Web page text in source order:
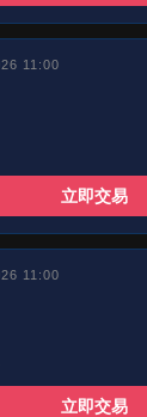
11:00
立即交易
11:00
立即交易